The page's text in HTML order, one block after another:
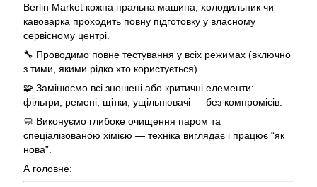
Berlin Market кожна пральна машина, холодильник чи
кавоварка проходить повну підготовку у власному
сервісному центрі.
🔧 Проводимо повне тестування у всіх режимах (включно
з тими, якими рідко хто користується).
🧩 Замінюємо всі зношені або критичні елементи:
фільтри, ремені, щітки, ущільнювачі — без компромісів.
🧼 Виконуємо глибоке очищення паром та
спеціалізованою хімією — техніка виглядає і працює “як
нова”.
А головне: